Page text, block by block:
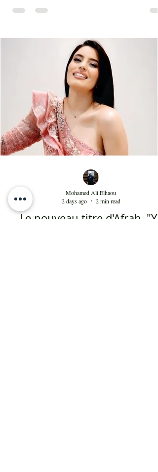
soirée, elle qui est née le 8 octobre 1959, a fait
meilleurs musiciens du pays qui s'exécutaient
la baguette de Youssef Belheni. Devant un
très ravi par sa rencontre jusqu'à une heure du
matin, la diva syrienne a chanté les tubes qui
fait sa gloire et qui passent en boucle depuis
décennies dans les radios de masse dans not